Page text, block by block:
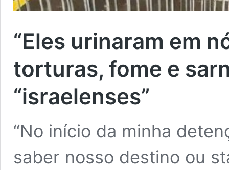
“Eles urinaram em
torturas, fome e
“israelenses”
“No início da minha
saber nosso destino ou